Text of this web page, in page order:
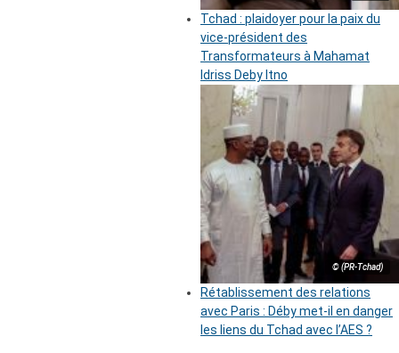
Tchad : plaidoyer pour la paix du
vice-président des
Transformateurs à Mahamat
Idriss Deby Itno
© (PR-Tchad)
Rétablissement des relations
avec Paris : Déby met-il en danger
les liens du Tchad avec l’AES ?